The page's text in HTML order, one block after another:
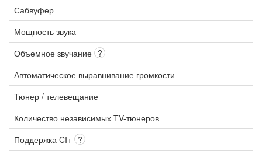
Сабвуфер
Мощность звука
Объемное звучание ?
Автоматическое выравнивание громкости
Тюнер / телевещание
Количество независимых TV-тюнеров
Поддержка CI+ ?